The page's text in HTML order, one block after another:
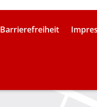
Barrierefreiheit